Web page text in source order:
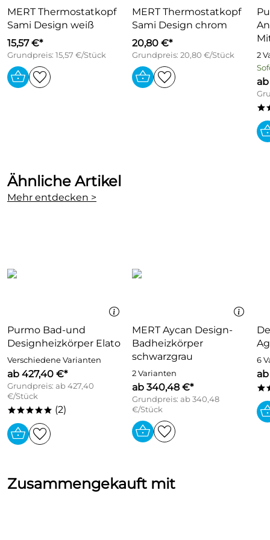
Montage links oder rechts möglich
in zwei Baulängen
MERT Thermostatkopf
Sami Design weiß
15,57 €*
Grundpreis: 15,57 €/Stück
MERT Thermostatkopf
Sami Design chrom
20,80 €*
Grundpreis: 20,80 €/Stück
2
Ähnliche Artikel
Mehr entdecken >
Purmo Bad-und
Designheizkörper Elato
Verschiedene Varianten
ab 427,40 €*
Grundpreis: ab 427,40
€/Stück
***** (2)
MERT Aycan Design-
Badheizkörper
schwarzgrau
2 Varianten
ab 340,48 €*
Grundpreis: ab 340,48
€/Stück
6
ab
Zusammengekauft mit